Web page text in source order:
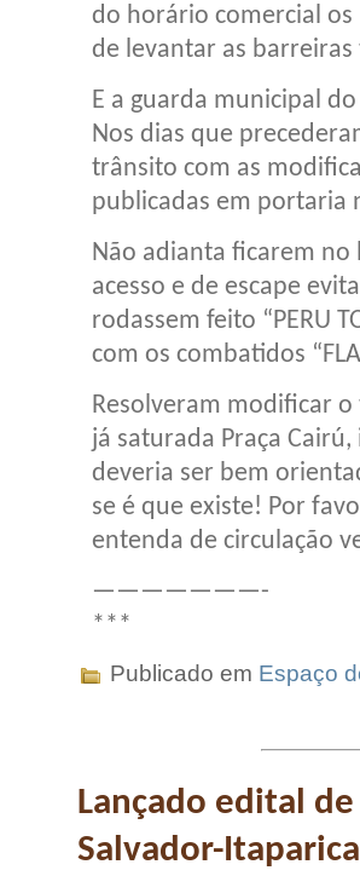
do horário comercial os
de levantar as
E a guarda municipal
Nos dias que
trânsito com as
publicadas em portaria
Não adianta ficarem no
acesso e de escape
rodassem feito “PERU
com os combatidos
Resolveram modificar
já saturada Praça
deveria ser bem
se é que existe! Por
entenda de circulação
———————-
***
Publicado em Espaço
Lançado edital
Salvador-Itaparica